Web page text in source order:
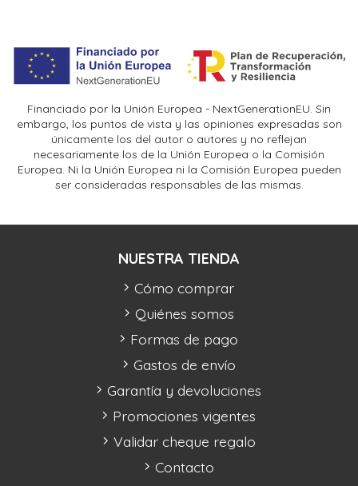
Financiado por la Unión Europea - NextGenerationEU. Sin
embargo, los puntos de vista y las opiniones expresadas son
únicamente los del autor o autores y no reflejan
necesariamente los de la Unión Europea o la Comisión
Europea. Ni la Unión Europea ni la Comisión Europea pueden
ser consideradas responsables de las mismas.
NUESTRA TIENDA
Cómo comprar
Quiénes somos
Formas de pago
Gastos de envío
Garantía y devoluciones
Promociones vigentes
Validar cheque regalo
Contacto